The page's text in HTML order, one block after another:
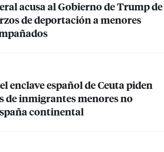
acusa al Gobierno de Trump de
de deportación a menores
enclave español de Ceuta piden
de inmigrantes menores no
continental